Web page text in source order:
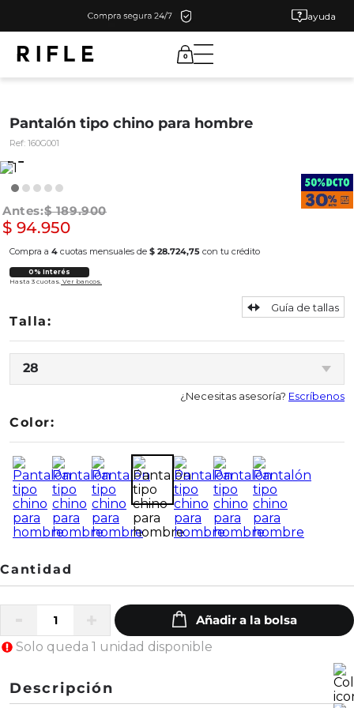
ayuda
0
Pantalón tipo chino para hombre
Ref: 160G001
$ 189.900
$ 94.950
Compra a 4 cuotas mensuales de $ 28.724,75 con tu crédito
0% Interés
Hasta 3 cuotas. Ver bancos.
28
Guía de tallas
¿Necesitas asesoría? Escríbenos
Color:
Solo queda 1 unidad disponible
Descripción